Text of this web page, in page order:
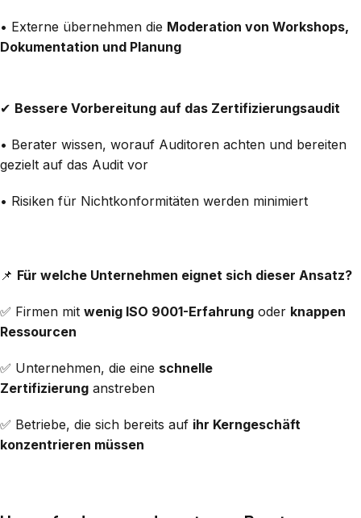
• Externe übernehmen die Moderation von Workshops,
Dokumentation und Planung
✔ Bessere Vorbereitung auf das Zertifizierungsaudit
• Berater wissen, worauf Auditoren achten und bereiten
gezielt auf das Audit vor
• Risiken für Nichtkonformitäten werden minimiert
📌 Für welche Unternehmen eignet sich dieser Ansatz?
✅ Firmen mit wenig ISO 9001-Erfahrung oder knappen
Ressourcen
✅ Unternehmen, die eine schnelle
Zertifizierung anstreben
✅ Betriebe, die sich bereits auf ihr Kerngeschäft
konzentrieren müssen